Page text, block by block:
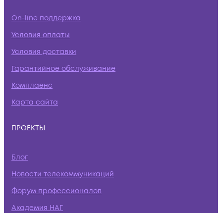
On-line поддержка
Условия оплаты
Условия доставки
Гарантийное обслуживание
Комплаенс
Карта сайта
ПРОЕКТЫ
Блог
Новости телекоммуникаций
Форум профессионалов
Академия НАГ